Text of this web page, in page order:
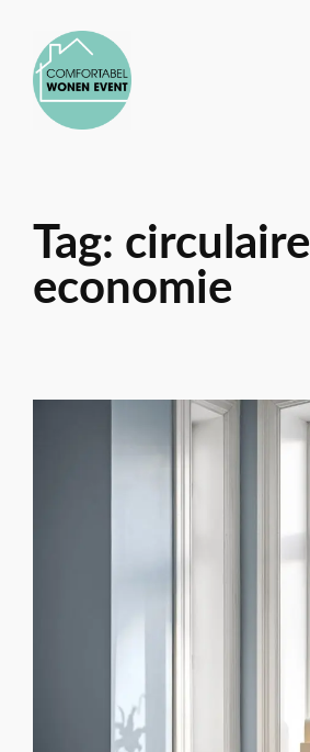
naar
inhoud
Tag: circulaire
economie